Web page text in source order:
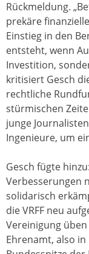
Rückmeldung.
prekäre
Einstieg in den
entsteht, wenn
Investition,
kritisiert Gesch
rechtliche
stürmischen
junge
Ingenieure, um
Gesch fügte
Verbesserungen
solidarisch
die VRFF neu
Vereinigung
Ehrenamt, also